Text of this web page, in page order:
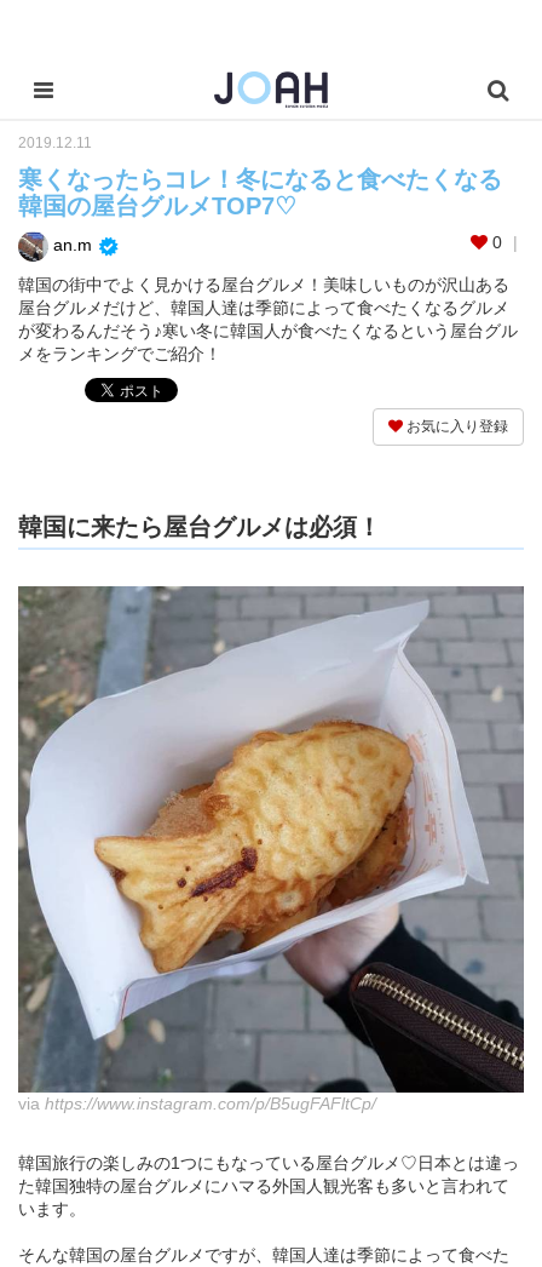
2019.12.11
寒くなったらコレ！冬になると食べたくなる
韓国の屋台グルメTOP7♡
an.m 0
韓国の街中でよく見かける屋台グルメ！美味しいものが沢山ある
屋台グルメだけど、韓国人達は季節によって食べたくなるグルメ
が変わるんだそう♪寒い冬に韓国人が食べたくなるという屋台グル
メをランキングでご紹介！
お気に入り登録
韓国に来たら屋台グルメは必須！
via https://www.instagram.com/p/B5ugFAFltCp/
韓国旅行の楽しみの1つにもなっている屋台グルメ♡日本とは違っ
た韓国独特の屋台グルメにハマる外国人観光客も多いと言われて
います。
そんな韓国の屋台グルメですが、韓国人達は季節によって食べた